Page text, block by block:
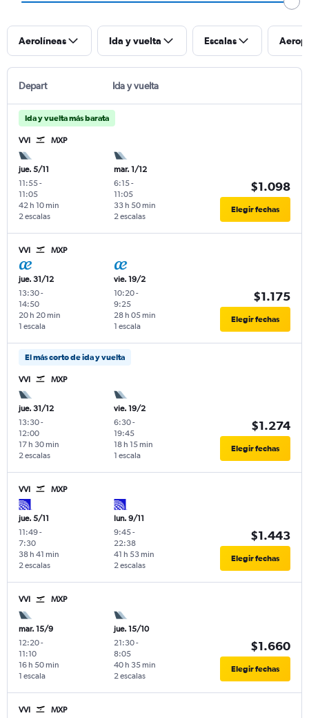
Aerolíneas Ida y vuelta Escalas
Depart Ida y vuelta
Ida y vuelta más barata
VVI MXP
jue. 5/11
11:55-
11:05
2 escalas
42 h 10 min
mar. 1/12
6:15-
11:05
2 escalas
33 h 50 min
$1.098
Elegir fechas
VVI MXP
jue. 31/12
13:30-
14:50
1 escala
20 h 20 min
vie. 19/2
10:20-
9:25
1 escala
28 h 05 min
$1.175
Elegir fechas
El más corto de ida y vuelta
VVI MXP
jue. 31/12
13:30-
12:00
2 escalas
17 h 30 min
vie. 19/2
6:30-
19:45
1 escala
18 h 15 min
$1.274
Elegir fechas
VVI MXP
jue. 5/11
11:49-
7:30
2 escalas
38 h 41 min
lun. 9/11
9:45-
22:38
2 escalas
41 h 53 min
$1.443
Elegir fechas
VVI MXP
mar. 15/9
12:20-
11:10
1 escala
16 h 50 min
jue. 15/10
21:30-
8:05
2 escalas
40 h 35 min
$1.660
Elegir fechas
VVI MXP